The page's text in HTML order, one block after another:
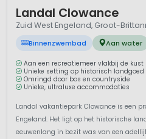
Landal Clowance
Zuid West Engeland, Groot-
Binnenzwembad Aan water
Aan een recreatiemeer vlakbij de kust
Unieke setting op historisch landgoed
Omringd door bos en countryside
Unieke, ultraluxe accommodaties
Landal vakantiepark Clowance is een
Engeland. Het ligt op het historische
eeuwenlang in bezit was van een